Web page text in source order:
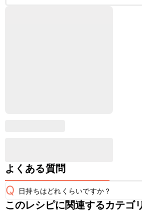
よくある質問
Q 日持ちはどれくらいですか？
保存期間は冷蔵で当日中が目安です
このレシピに関連するカテゴ